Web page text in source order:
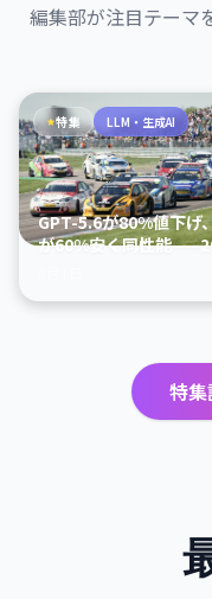
編集部が注目テーマ
特集 LLM・生成AI
GPT-5.6が80%値下げ
が60%安く同性能
特